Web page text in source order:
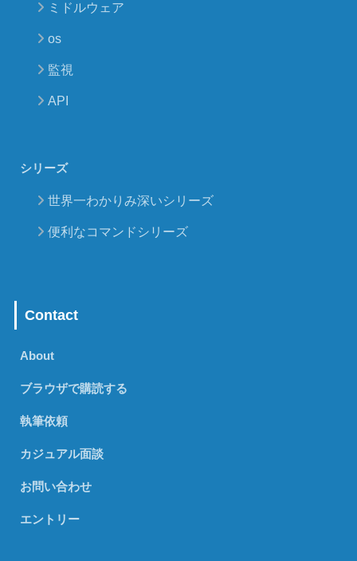
ミドルウェア
os
監視
API
シリーズ
世界一わかりみ深いシリーズ
便利なコマンドシリーズ
Contact
About
ブラウザで購読する
執筆依頼
カジュアル面談
お問い合わせ
エントリー